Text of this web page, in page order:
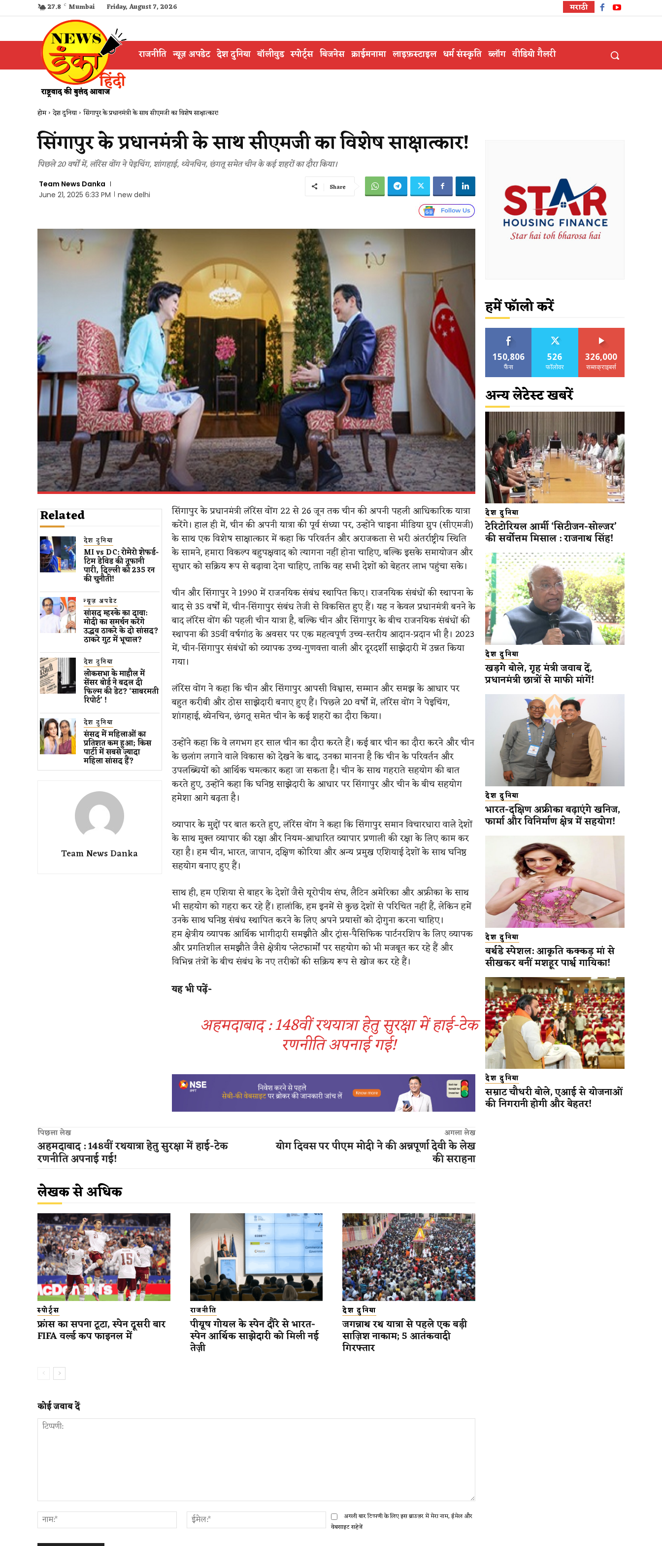
27.8 C Mumbai Friday, August 7, 2026 मराठी
राजनीति न्यूज़ अपडेट देश दुनिया बॉलीवुड स्पोर्ट्स बिजनेस क्राईमनामा लाइफ़स्टाइल धर्म संस्कृति ब्लॉग वीडियो गैलरी
होम देश दुनिया सिंगापुर के प्रधानमंत्री के साथ सीएमजी का विशेष साक्षात्कार​!
सिंगापुर के प्रधानमंत्री के साथ सीएमजी का विशेष साक्षात्कार​!
पिछले 20 वर्षों में, लॉरेंस वोंग ने पेइचिंग, शांगहाई, थ्येनचिन, छंगतू समेत चीन के कई शहरों का दौरा किया।
Team News Danka
June 21, 2025 6:33 PM
new delhi
Share
Related
देश दुनिया
MI vs DC: रोमेरो शेफर्ड-
टिम डेविड की तूफानी
पारी, दिल्ली को 235 रन
की चुनौती!
न्यूज़ अपडेट
सांसद म्हस्के का दावा:
मोदी का समर्थन करेंगे
उद्धव ठाकरे के दो सांसद?
ठाकरे गुट में भूचाल?
देश दुनिया
लोकसभा के माहौल में
सेंसर बोर्ड ने बदल दी
फिल्म की डेट? ‘साबरमती
रिपोर्ट’ !
देश दुनिया
संसद में महिलाओं का
प्रतिशत कम ​हुआ​; किस
पार्टी में सबसे ज्यादा
महिला सांसद हैं?
Team News Danka
सिंगापुर के प्रधानमंत्री लॉरेंस वोंग 22 से 26 जून तक चीन की अपनी पहली आधिकारिक यात्रा
करेंगे।​हाल ही में, चीन की अपनी यात्रा की पूर्व संध्या पर, उन्होंने चाइना मीडिया ग्रुप (सीएमजी)
के साथ एक विशेष साक्षात्कार में कहा कि परिवर्तन और अराजकता से भरी अंतर्राष्ट्रीय स्थिति
के सामने, हमारा विकल्प बहुपक्षवाद को त्यागना नहीं होना चाहिए, बल्कि इसके समायोजन और
सुधार को सक्रिय रूप से बढ़ावा देना चाहिए, ताकि वह सभी देशों को बेहतर लाभ पहुंचा सके।
चीन और सिंगापुर ने 1990 में राजनयिक संबंध स्थापित किए। राजनयिक संबंधों की स्थापना के
बाद से 35 वर्षों में, चीन-सिंगापुर संबंध तेजी से विकसित हुए हैं। यह न केवल प्रधानमंत्री बनने के
बाद लॉरेंस वोंग की पहली चीन यात्रा है, बल्कि चीन और सिंगापुर के बीच राजनयिक संबंधों की
स्थापना की 35वीं वर्षगांठ के अवसर पर एक महत्वपूर्ण उच्च-स्तरीय आदान-प्रदान भी है। 2023
में, चीन-सिंगापुर संबंधों को व्यापक उच्च-गुणवत्ता वाली और दूरदर्शी साझेदारी में उन्नत किया
गया।
लॉरेंस वोंग ने कहा कि चीन और सिंगापुर आपसी विश्वास, सम्मान और समझ के आधार पर
बहुत करीबी और ठोस साझेदारी बनाए हुए हैं।पिछले 20 वर्षों में, लॉरेंस वोंग ने पेइचिंग,
शांगहाई, थ्येनचिन, छंगतू समेत चीन के कई शहरों का दौरा किया।
उन्होंने कहा कि वे लगभग हर साल चीन का दौरा करते हैं। कई बार चीन का दौरा करने और चीन
के छलांग लगाने वाले विकास को देखने के बाद, उनका मानना है कि चीन के परिवर्तन और
उपलब्धियों को आर्थिक चमत्कार कहा जा सकता है। चीन के साथ गहराते सहयोग की बात
करते हुए, उन्होंने कहा कि घनिष्ठ साझेदारी के आधार पर सिंगापुर और चीन के बीच सहयोग
हमेशा आगे बढ़ता है।
व्यापार के मुद्दों पर बात करते हुए, लॉरेंस वोंग ने कहा कि सिंगापुर समान विचारधारा वाले देशों
के साथ मुक्त व्यापार की रक्षा और नियम-आधारित व्यापार प्रणाली की रक्षा के लिए काम कर
रहा है। हम चीन, भारत, जापान, दक्षिण कोरिया और अन्य प्रमुख एशियाई देशों के साथ घनिष्ठ
सहयोग बनाए हुए हैं।
साथ ही, हम एशिया से बाहर के देशों जैसे यूरोपीय संघ, लैटिन अमेरिका और अफ्रीका के साथ
भी सहयोग को गहरा कर रहे हैं। हालांकि, हम इनमें से कुछ देशों से परिचित नहीं हैं, लेकिन हमें
उनके साथ घनिष्ठ संबंध स्थापित करने के लिए अपने प्रयासों को दोगुना करना चाहिए।
हम क्षेत्रीय व्यापक आर्थिक भागीदारी समझौते और ट्रांस-पैसिफिक पार्टनरशिप के लिए व्यापक
और प्रगतिशील समझौते जैसे क्षेत्रीय प्लेटफार्मों पर सहयोग को भी मजबूत कर रहे हैं और
विभिन्न तंत्रों के बीच संबंध के नए तरीकों की सक्रिय रूप से खोज कर रहे हैं।
​यह भी पढ़ें-
अहमदाबाद : 148वीं रथयात्रा हेतु सुरक्षा में हाई-टेक
रणनीति अपनाई गई!
पिछला लेख
अहमदाबाद : 148वीं रथयात्रा हेतु सुरक्षा में हाई-टेक
रणनीति अपनाई गई!
अगला लेख
योग दिवस पर पीएम मोदी ने की अन्नपूर्णा देवी के लेख
की सराहना
लेखक से अधिक
स्पोर्ट्स
फ्रांस का सपना टूटा, स्पेन दूसरी बार
FIFA वर्ल्ड कप फाइनल में
राजनीति
पीयूष गोयल के स्पेन दौरे से भारत-
स्पेन आर्थिक साझेदारी को मिली नई
तेज़ी
देश दुनिया
जगन्नाथ रथ यात्रा से पहले एक बड़ी
साज़िश नाकाम; 5 आतंकवादी
गिरफ्तार
कोई जवाब दें
नाम:*
ईमेल:*अगली बार टिप्पणी के लिए इस ब्राउज़र में मेरा नाम, ईमेल और
वेबसाइट सहेजें
हमें फॉलो करें
150,806
फैंस
526
फॉलोवर
326,000
सब्सक्राइबर्स
अन्य लेटेस्ट खबरें
देश दुनिया
टेरिटोरियल आर्मी ‘सिटीजन-सोल्जर’
की सर्वोत्तम मिसाल : राजनाथ सिंह!
देश दुनिया
खड़गे बोले, गृह मंत्री जवाब दें,
प्रधानमंत्री छात्रों से माफी मांगें!
देश दुनिया
भारत-दक्षिण अफ्रीका बढ़ाएंगे खनिज,
फार्मा और विनिर्माण क्षेत्र में सहयोग!
देश दुनिया
बर्थडे स्पेशल: आकृति कक्कड़ मां से
सीखकर बनीं मशहूर पार्श्व गायिका!
देश दुनिया
सम्राट चौधरी बोले, एआई से योजनाओं
की निगरानी होगी और बेहतर!